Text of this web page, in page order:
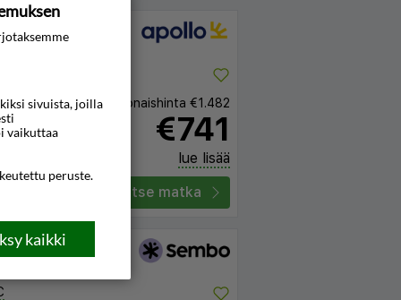
Kokonaishinta €1.482
€741
lue lisää
Valitse matka
sivuista, joilla
vaikuttaa
peruste.
kaikki